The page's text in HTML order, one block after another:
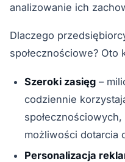
analizowanie ich
Dlaczego
społecznościowe?
Szeroki zasięg –
codziennie
możliwości dotarcia
Personalizacja